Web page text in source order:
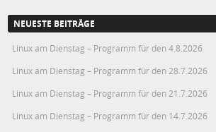
Post navigation
NEUESTE BEITRÄGE
Linux am Dienstag – Programm für den 4.8.2026
Linux am Dienstag – Programm für den 28.7.2026
Linux am Dienstag – Programm für den 21.7.2026
Linux am Dienstag – Programm für den 14.7.2026